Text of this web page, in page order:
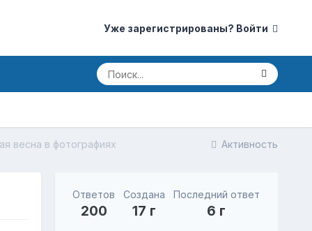
Уже зарегистрированы? Войти
Активность
весна в фотографиях
Ответов
200
Создана
17 г
Последний ответ
6 г